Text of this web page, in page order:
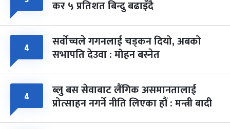
कर ५ प्रतिशत बिन्दु बढाइँदै
४ सर्वोच्चले गगनलाई चड्कन दियो, अबको
सभापति देउवा : मोहन बस्नेत
४ ब्लु बस सेवाबाट लैंगिक असमानतालाई
प्रोत्साहन नगर्ने नीति लिएका हौं : मन्त्री बादी